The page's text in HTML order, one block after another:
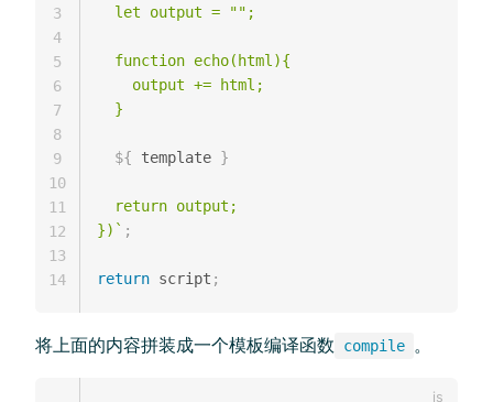
  let output = "";
  function echo(html){
    output += html;
  }
${ template }
  return output;
}) ` ;
return script ;
3
4
5
6
7
8
9
10
11
12
13
14
将上面的内容拼装成一个模板编译函数 compile 。